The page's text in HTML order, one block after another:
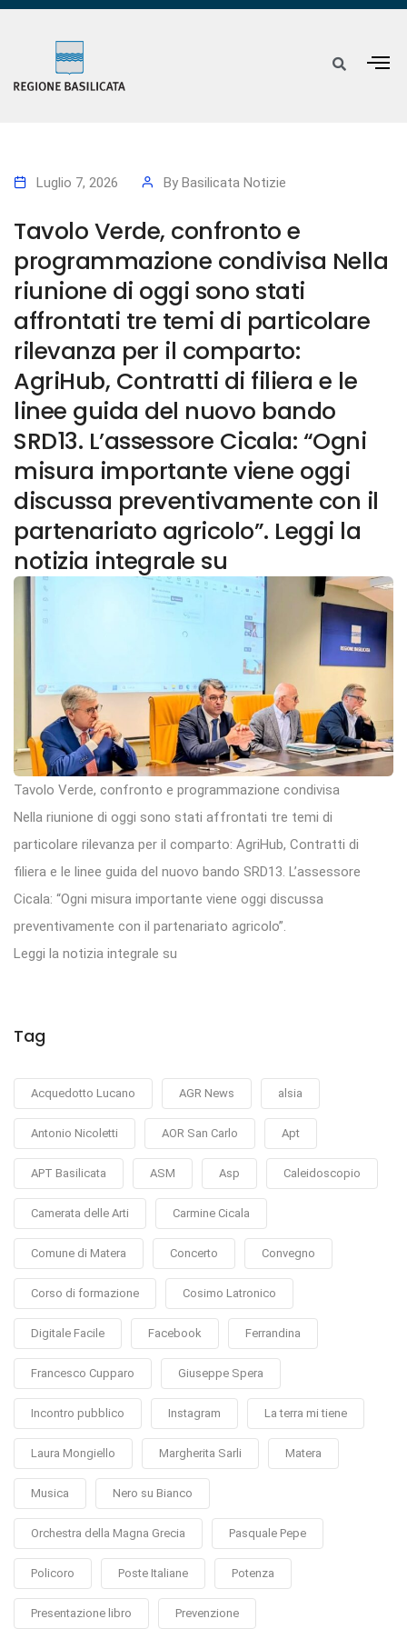
Luglio 7, 2026 By Basilicata Notizie
Tavolo Verde, confronto e
programmazione condivisa Nella
riunione di oggi sono stati
affrontati tre temi di particolare
rilevanza per il comparto:
AgriHub, Contratti di filiera e le
linee guida del nuovo bando
SRD13. L’assessore Cicala: “Ogni
misura importante viene oggi
discussa preventivamente con il
partenariato agricolo”. Leggi la
notizia integrale su
Tavolo Verde, confronto e programmazione condivisa
Nella riunione di oggi sono stati affrontati tre temi di
particolare rilevanza per il comparto: AgriHub, Contratti di
filiera e le linee guida del nuovo bando SRD13. L’assessore
Cicala: “Ogni misura importante viene oggi discussa
preventivamente con il partenariato agricolo”.
Leggi la notizia integrale su
Tag
Acquedotto Lucano AGR News alsia
Antonio Nicoletti AOR San Carlo Apt
APT Basilicata ASM Asp Caleidoscopio
Camerata delle Arti Carmine Cicala
Comune di Matera Concerto Convegno
Corso di formazione Cosimo Latronico
Digitale Facile Facebook Ferrandina
Francesco Cupparo Giuseppe Spera
Incontro pubblico Instagram La terra mi tiene
Laura Mongiello Margherita Sarli Matera
Musica Nero su Bianco
Orchestra della Magna Grecia Pasquale Pepe
Policoro Poste Italiane Potenza
Presentazione libro Prevenzione